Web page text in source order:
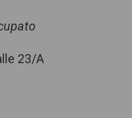
23/A